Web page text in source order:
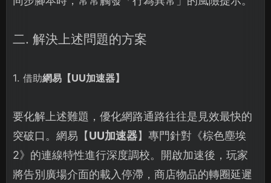
二. 解決上述問題的方案
1. 借助網易【UU加速器】
要化解上述難題，優化網路通路往往是見效最快的
突破口。網易【UU加速器】專門針對《棕色塵埃
2》的連線特性進行深度調校。開啟加速後，玩家
將告別廣場介面的載入停滯，商店物品的轉圈延遲